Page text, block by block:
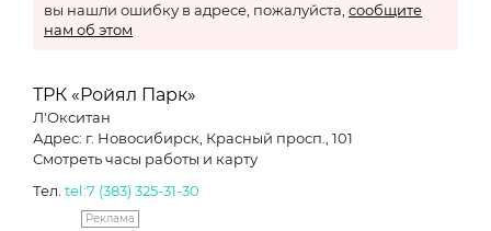
вы нашли ошибку в адресе, пожалуйста, сообщите
нам об этом
ТРК «Ройял Парк»
Л'Окситан
Адрес: г. Новосибирск, Красный просп., 101
Смотреть часы работы и карту
Тел. tel:7 (383) 325-31-30
Реклама